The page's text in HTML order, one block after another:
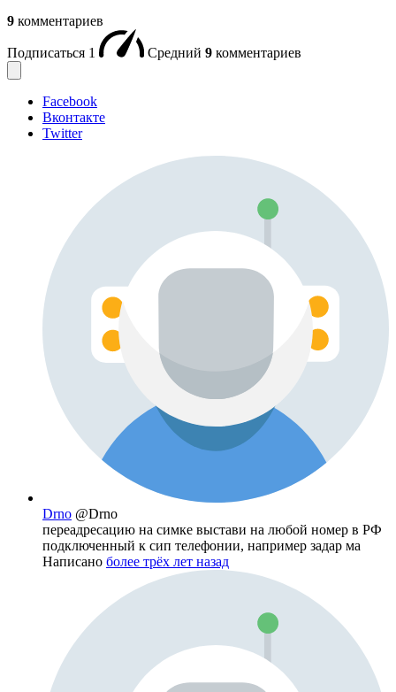
9 комментариев
Подписаться 1 Средний 9 комментариев
Facebook
Вконтакте
Twitter
Drno @Drno
переадресацию на симке выстави на любой номер в РФ
подключенный к сип телефонии, например задар ма
Написано более трёх лет назад